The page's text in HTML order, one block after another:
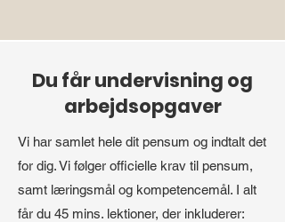
Du får undervisning og
arbejdsopgaver
Vi har samlet hele dit pensum og indtalt det
for dig. Vi følger officielle krav til pensum,
samt læringsmål og kompetencemål. I alt
får du 45 mins. lektioner, der inkluderer: